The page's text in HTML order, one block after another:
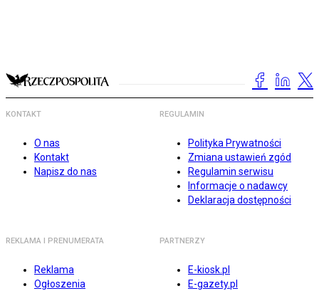
KONTAKT
O nas
Kontakt
Napisz do nas
REGULAMIN
Polityka Prywatności
Zmiana ustawień zgód
Regulamin serwisu
Informacje o nadawcy
Deklaracja dostępności
REKLAMA I PRENUMERATA
Reklama
Ogłoszenia
PARTNERZY
E-kiosk.pl
E-gazety.pl